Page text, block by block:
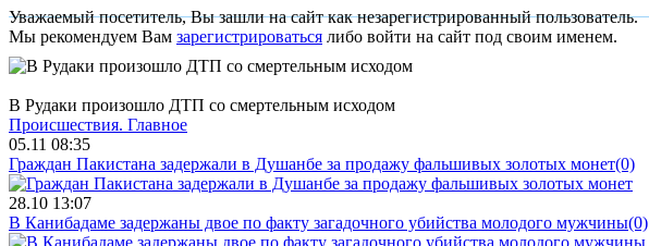
Уважаемый посетитель, Вы зашли на сайт как незарегистрированный пользователь.
Мы рекомендуем Вам зарегистрироваться либо войти на сайт под своим именем.
В Рудаки произошло ДТП со смертельным исходом
Происшествия. Главное
05.11 08:35
Граждан Пакистана задержали в Душанбе за продажу фальшивых золотых монет(0)
28.10 13:07
В Канибадаме задержаны двое по факту загадочного убийства молодого мужчины(0)